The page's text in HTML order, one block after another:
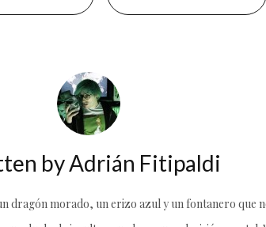
byAdrián Fitipaldi
dragón morado, un erizo azul y un fontanero que